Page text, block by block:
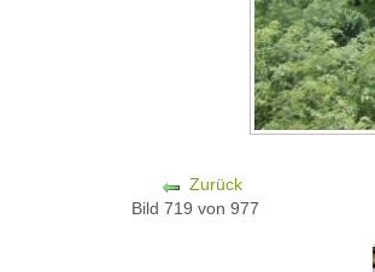
Zurück
Bild 719 von 977